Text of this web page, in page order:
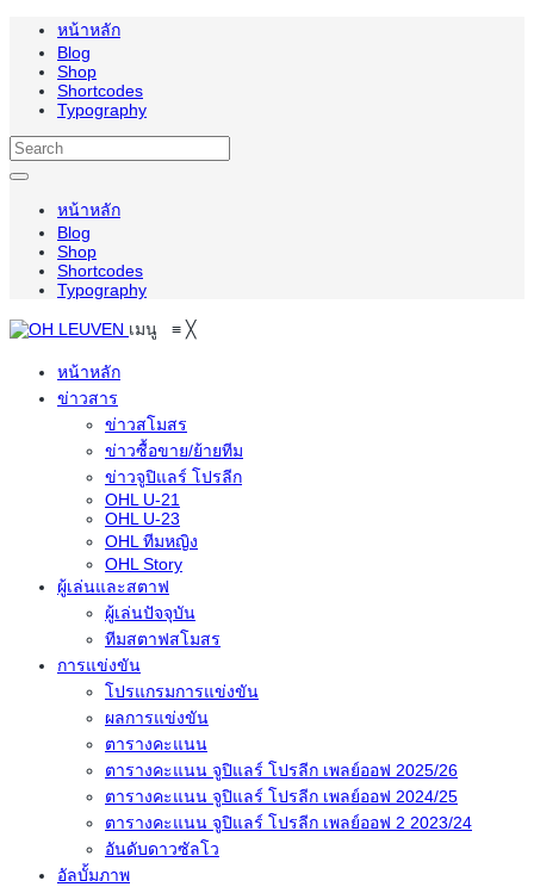
หน้าหลัก
Blog
Shop
Shortcodes
Typography
หน้าหลัก
Blog
Shop
Shortcodes
Typography
เมนู ≡ ╳
หน้าหลัก
ข่าวสาร
ข่าวสโมสร
ข่าวซื้อขาย/ย้ายทีม
ข่าวจูปิแลร์ โปรลีก
OHL U-21
OHL U-23
OHL ทีมหญิง
OHL Story
ผู้เล่นและสตาฟ
ผู้เล่นปัจจุบัน
ทีมสตาฟสโมสร
การแข่งขัน
โปรแกรมการแข่งขัน
ผลการแข่งขัน
ตารางคะแนน
ตารางคะแนน จูปิแลร์ โปรลีก เพลย์ออฟ 2025/26
ตารางคะแนน จูปิแลร์ โปรลีก เพลย์ออฟ 2024/25
ตารางคะแนน จูปิแลร์ โปรลีก เพลย์ออฟ 2 2023/24
อันดับดาวซัลโว
อัลบั้มภาพ